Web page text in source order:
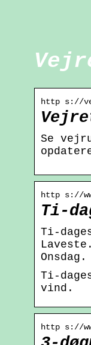
http s://
Se
http s://
Ti-
Ti-
Onsdag.
Ti-
vind.
http s://